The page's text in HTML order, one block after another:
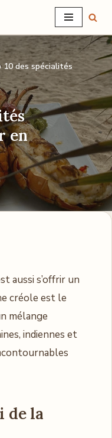
10 des spécialités
en
aussi s’offrir un
créole est le
mélange
indiennes et
de la